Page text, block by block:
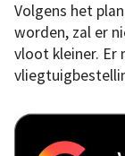
Volgens het
worden, zal er
vloot kleiner. Er